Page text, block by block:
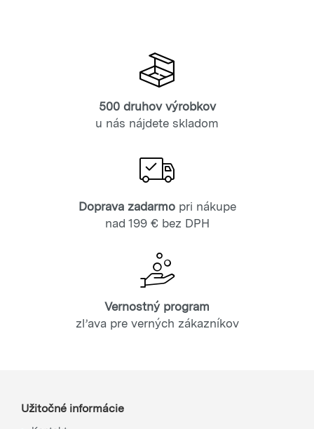
500 druhov výrobkov
u nás nájdete skladom
Doprava zadarmopri nákupe
nad 199 € bez DPH
Vernostný program
zľava pre verných zákazníkov
Užitočné informácie